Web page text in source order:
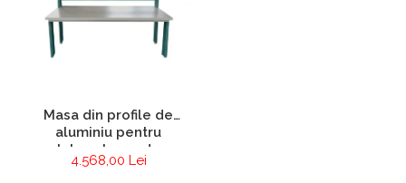
Masa din profile de
aluminiu pentru
laboratoare de
electronica si
4.568,00 Lei